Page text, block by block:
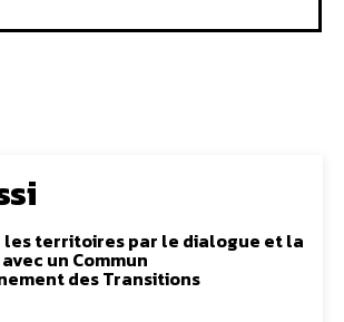
territoires par le dialogue et la
un Commun
des Transitions